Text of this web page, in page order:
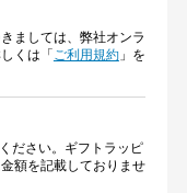
ましては、弊社オンラ
くは「ご利用規約」を
ださい。ギフトラッピ
額を記載しておりませ